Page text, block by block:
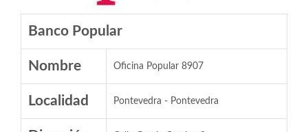
Banco Popular
Nombre Oficina Popular 8907
Localidad Pontevedra - Pontevedra